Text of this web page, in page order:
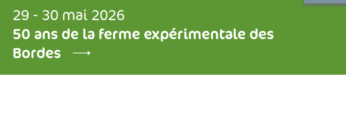
29 - 30 mai 2026
50 ans de la ferme expérimentale des
Bordes